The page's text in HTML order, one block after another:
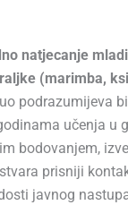
natjecanje
(marimba,
podrazumijeva
učenja
bodovanjem,
prisniji
javnog